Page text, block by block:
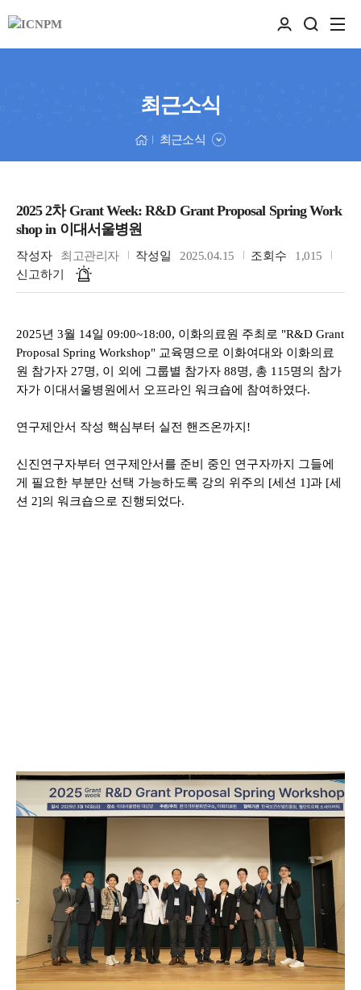
최근소식
최근소식
2025 2차 Grant Week: R&D Grant Proposal Spring Work
shop in 이대서울병원
작성자 최고관리자 작성일 2025.04.15 조회수
1,015
신고하기
2025년 3월 14일 09:00~18:00, 이화의료원 주최로 "R&D Grant
Proposal Spring Workshop" 교육명으로 이화여대와 이화의료
원 참가자 27명, 이 외에 그룹별 참가자 88명, 총 115명의 참가
자가 이대서울병원에서 오프라인 워크숍에 참여하였다.
연구제안서 작성 핵심부터 실전 핸즈온까지!
신진연구자부터 연구제안서를 준비 중인 연구자까지 그들에
게 필요한 부분만 선택 가능하도록 강의 위주의 [세션 1]과 [세
션 2]의 워크숍으로 진행되었다.